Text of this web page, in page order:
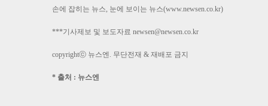
손에 잡히는 뉴스, 눈에 보이는 뉴스(www.newsen.co.kr)
***기사제보 및 보도자료newsen@newsen.co.kr
copyrightⓒ 뉴스엔. 무단전재 & 재배포 금지
* 출처 : 뉴스엔